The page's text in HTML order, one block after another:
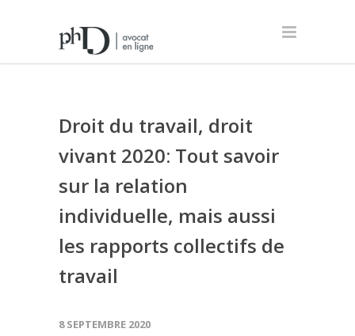
Droit du travail, droit
vivant 2020: Tout savoir
sur la relation
individuelle, mais aussi
les rapports collectifs de
travail
8 SEPTEMBRE 2020